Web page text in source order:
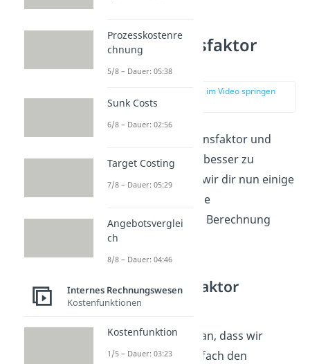
Kalkulationsfaktor
berechnen
zur Stelle im Video springen
Um den Kalkulationsfaktor und
seine Anwendung besser zu
verstehen, zeigen wir dir nun einige
Beispiele, die dir die
Kalkulationsfaktor Berechnung
näherbringen.
Kalkulationsfaktor
ermitteln
Fangen wir damit an, dass wir
zunächst ganz einfach den
Prozesskostenre
chnung
5/8 – Dauer: 05:38
Sunk Costs
6/8 – Dauer: 02:56
Target Costing
7/8 – Dauer: 05:29
Angebotsverglei
ch
8/8 – Dauer: 04:46
Internes Rechnungswesen
Kostenfunktionen
Kostenfunktion
1/5 – Dauer: 03:23